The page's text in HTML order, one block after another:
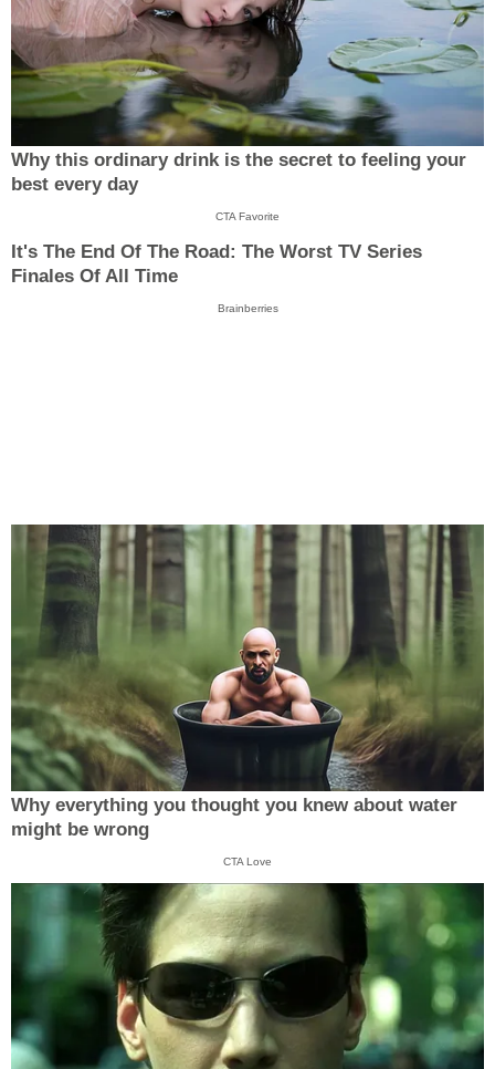
Why this ordinary drink is the secret to feeling your
best every day
CTA Favorite
It's The End Of The Road: The Worst TV Series
Finales Of All Time
Brainberries
Why everything you thought you knew about water
might be wrong
CTA Love